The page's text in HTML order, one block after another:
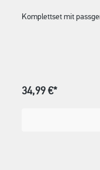
Komplettset mit
34,99 €*